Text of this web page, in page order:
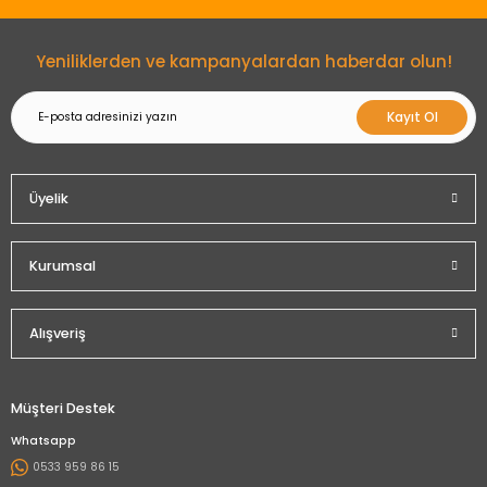
Yeniliklerden ve kampanyalardan haberdar olun!
Kayıt Ol
Üyelik
Kurumsal
Alışveriş
Müşteri Destek
Whatsapp
0533 959 86 15